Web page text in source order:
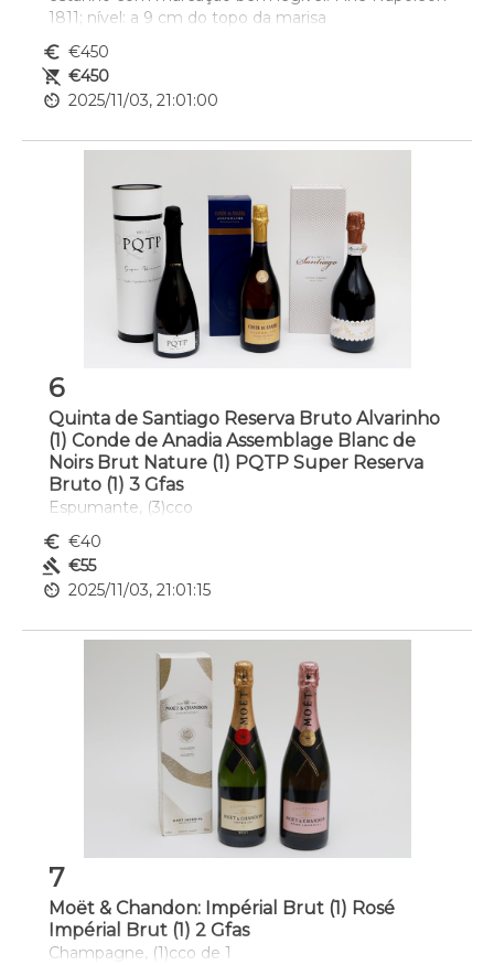
1811; nível: a 9 cm do topo da marisa
euro_symbol €450
remove_shopping_cart €450
av_timer 2025/11/03, 21:01:00
6
Quinta de Santiago Reserva Bruto Alvarinho
(1) Conde de Anadia Assemblage Blanc de
Noirs Brut Nature (1) PQTP Super Reserva
Bruto (1) 3 Gfas
Espumante, (3)cco
euro_symbol €40
gavel €55
av_timer 2025/11/03, 21:01:15
7
Moët & Chandon: Impérial Brut (1) Rosé
Impérial Brut (1) 2 Gfas
Champagne, (1)cco de 1